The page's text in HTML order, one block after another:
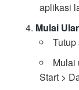
aplikasi
Mulai
Mulai
Start >